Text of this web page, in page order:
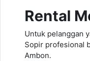
Rental
Untuk pelanggan
Sopir profesional
Ambon.